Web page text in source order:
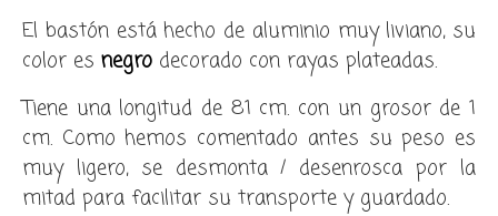
El bastón está hecho de aluminio muy liviano, su
color es negro decorado con rayas plateadas.
Tiene una longitud de 81 cm. con un grosor de 1
cm. Como hemos comentado antes su peso es
muy ligero, se desmonta / desenrosca por la
mitad para facilitar su transporte y guardado.